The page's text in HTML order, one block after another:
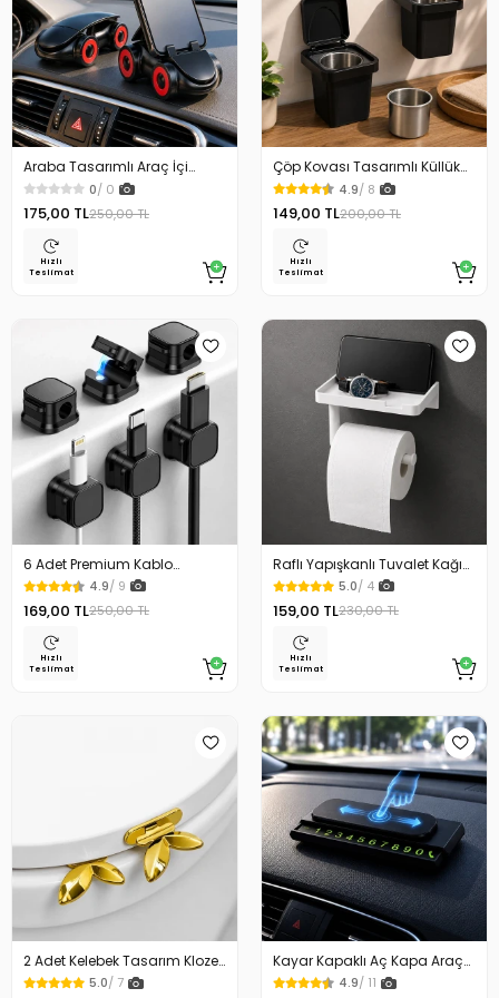
Araba Tasarımlı Araç İçi
Telefon Tutucu 360 Dönebilen
Ayarlı
0/ 0
175,00 TL250,00 TL
Hızlı
Teslimat
Çöp Kovası Tasarımlı Küllük
Duvar Masaüstü ve Araç İçin
Uygun Kullanım
4.9/ 8
149,00 TL200,00 TL
Hızlı
Teslimat
6 Adet Premium Kablo
Düzenleyici Kablo Tutucu
Mıknatıslı Kapak Özellikli
4.9/ 9
169,00 TL250,00 TL
Hızlı
Teslimat
Raflı Yapışkanlı Tuvalet Kağıdı
Askılığı
5.0/ 4
159,00 TL230,00 TL
Hızlı
Teslimat
2 Adet Kelebek Tasarım Klozet
Kaldırma Aparatı Gold Renk
5.0/ 7
Kayar Kapaklı Aç Kapa Araç
Torpido Üstü Fosforlu
Numaratör Park Numaratörü
4.9/ 11